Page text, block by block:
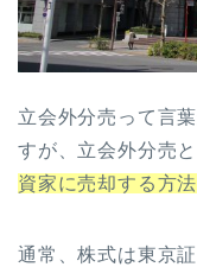
立会外分売って言
すが、立会外分売
資家に売却する方法
通常、株式は東京